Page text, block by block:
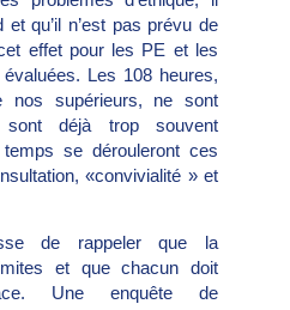
et qu’il n’est pas prévu de
effet pour les PE et les
Les 108 heures,
nos supérieurs, ne sont
déjà trop souvent
se dérouleront ces
«convivialité » et
de rappeler que la
et que chacun doit
Une enquête de